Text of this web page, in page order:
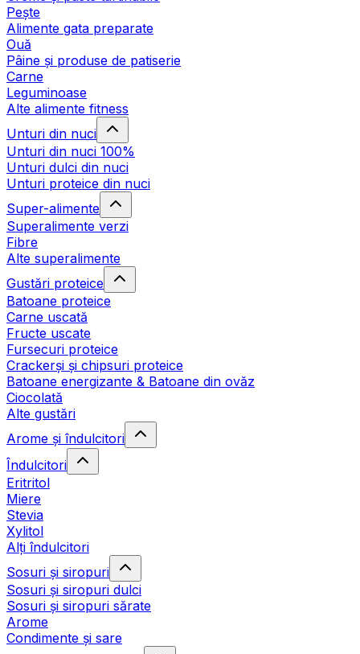
Pește
Alimente gata preparate
Ouă
Pâine și produse de patiserie
Carne
Leguminoase
Alte alimente fitness
Unturi din nuci
Unturi din nuci 100%
Unturi dulci din nuci
Unturi proteice din nuci
Super-alimente
Superalimente verzi
Fibre
Alte superalimente
Gustări proteice
Batoane proteice
Carne uscată
Fructe uscate
Fursecuri proteice
Crackerși și chipsuri proteice
Batoane energizante & Batoane din ovăz
Ciocolată
Alte gustări
Arome și îndulcitori
Îndulcitori
Eritritol
Miere
Stevia
Xylitol
Alți îndulcitori
Sosuri și siropuri
Sosuri și siropuri dulci
Sosuri și siropuri sărate
Arome
Condimente și sare